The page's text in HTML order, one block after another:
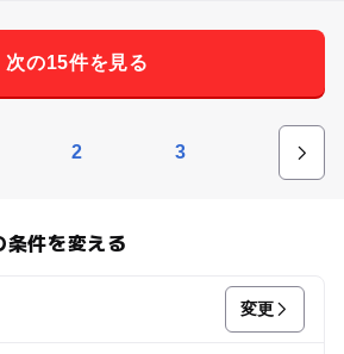
次の15件を見る
2 3
件を変える
変更